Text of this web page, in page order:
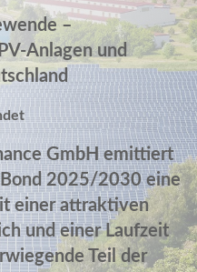
–
Anlagen und
GmbH emittiert
2025/2030 eine
einer attraktiven
und einer Laufzeit
Teil der